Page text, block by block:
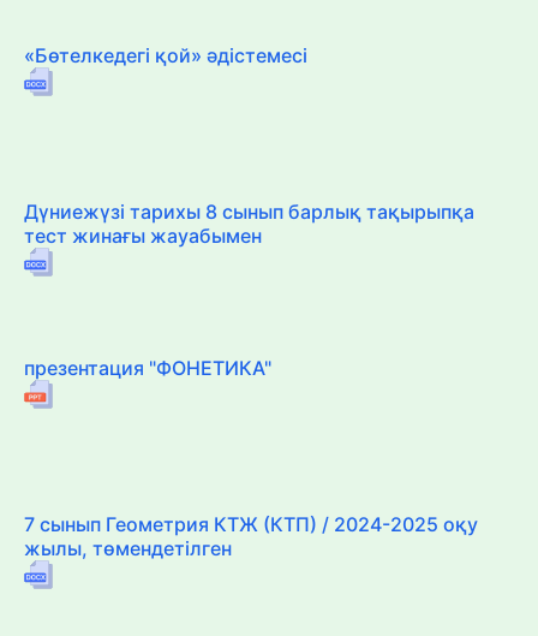
«Бөтелкедегі қой» әдістемесі
Дүниежүзі тарихы 8 сынып барлық тақырыпқа
тест жинағы жауабымен
презентация "ФОНЕТИКА"
7 сынып Геометрия КТЖ (КТП) / 2024-2025 оқу
жылы, төмендетілген